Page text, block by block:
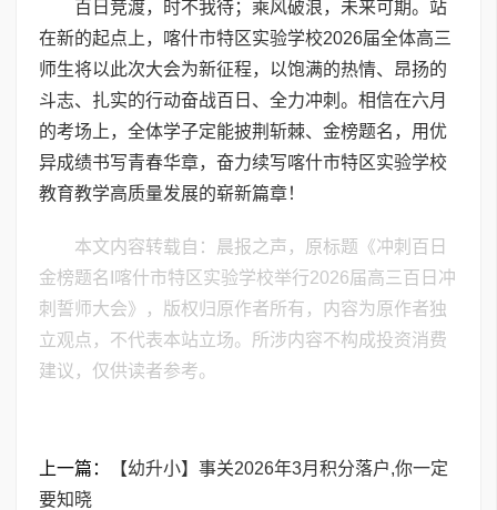
百日竞渡，时不我待；乘风破浪，未来可期。站
在新的起点上，喀什市特区实验学校2026届全体高三
师生将以此次大会为新征程，以饱满的热情、昂扬的
斗志、扎实的行动奋战百日、全力冲刺。相信在六月
的考场上，全体学子定能披荆斩棘、金榜题名，用优
异成绩书写青春华章，奋力续写喀什市特区实验学校
教育教学高质量发展的崭新篇章！
本文内容转载自：晨报之声，原标题《​冲刺百日
金榜题名I喀什市特区实验学校举行2026届高三百日冲
刺誓师大会》，版权归原作者所有，内容为原作者独
立观点，不代表本站立场。所涉内容不构成投资消费
建议，仅供读者参考。
上一篇：
【幼升小】事关2026年3月积分落户,你一定
要知晓